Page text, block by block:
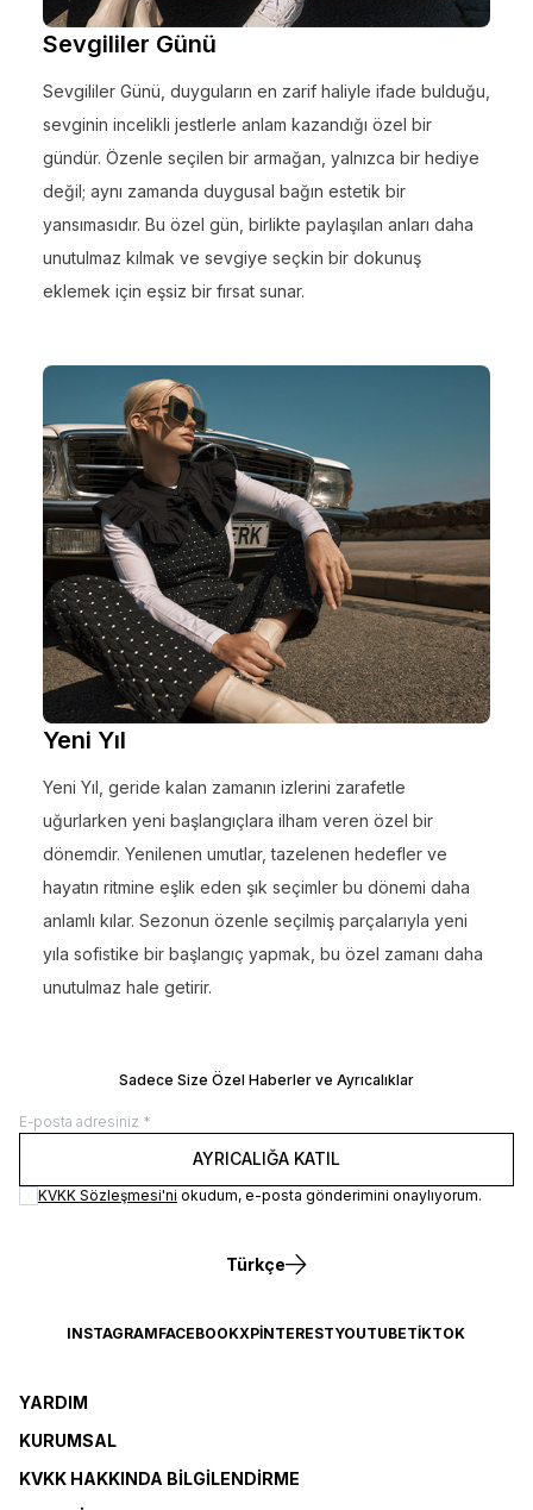
Sevgililer Günü
Sevgililer Günü, duyguların en zarif haliyle ifade bulduğu,
sevginin incelikli jestlerle anlam kazandığı özel bir
gündür. Özenle seçilen bir armağan, yalnızca bir hediye
değil; aynı zamanda duygusal bağın estetik bir
yansımasıdır. Bu özel gün, birlikte paylaşılan anları daha
unutulmaz kılmak ve sevgiye seçkin bir dokunuş
eklemek için eşsiz bir fırsat sunar.
Yeni Yıl
Yeni Yıl, geride kalan zamanın izlerini zarafetle
uğurlarken yeni başlangıçlara ilham veren özel bir
dönemdir. Yenilenen umutlar, tazelenen hedefler ve
hayatın ritmine eşlik eden şık seçimler bu dönemi daha
anlamlı kılar. Sezonun özenle seçilmiş parçalarıyla yeni
yıla sofistike bir başlangıç yapmak, bu özel zamanı daha
unutulmaz hale getirir.
Sadece Size Özel Haberler ve Ayrıcalıklar
AYRICALIĞA KATIL
KVKK Sözleşmesi'ni okudum, e-posta gönderimini onaylıyorum.
Türkçe
INSTAGRAMFACEBOOKXPINTERESTYOUTUBETIKTOK
YARDIM
KURUMSAL
KVKK HAKKINDA BILGILENDIRME